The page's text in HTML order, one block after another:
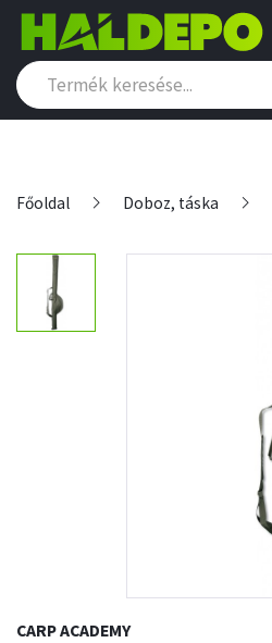
Főoldal Doboz, táska
CARP ACADEMY